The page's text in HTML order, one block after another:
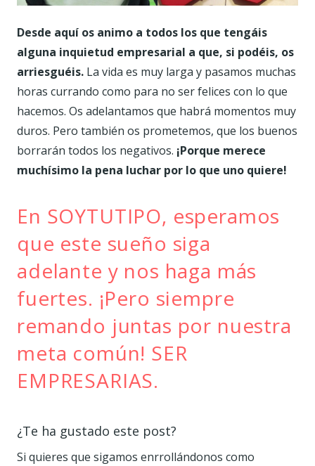
Desde aquí os animo a todos los que tengáis
alguna inquietud empresarial a que, si podéis, os
arriesguéis. La vida es muy larga y pasamos muchas
horas currando como para no ser felices con lo que
hacemos. Os adelantamos que habrá momentos muy
duros. Pero también os prometemos, que los buenos
borrarán todos los negativos. ¡Porque merece
muchísimo la pena luchar por lo que uno quiere!
En SOYTUTIPO, esperamos
que este sueño siga
adelante y nos haga más
fuertes. ¡Pero siempre
remando juntas por nuestra
meta común! SER
EMPRESARIAS.
¿Te ha gustado este post?
Si quieres que sigamos enrrollándonos como